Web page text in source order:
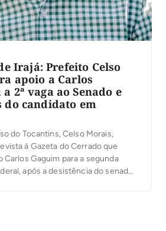
Irajá: Prefeito Celso
apoio a Carlos
2ª vaga ao Senado e
do candidato em
do Tocantins, Celso Morais,
à Gazeta do Cerrado que
Carlos Gaguim para a segunda
após a desistência do senador